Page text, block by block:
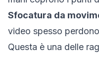
Sfocatura da
video spesso
Questa è una delle